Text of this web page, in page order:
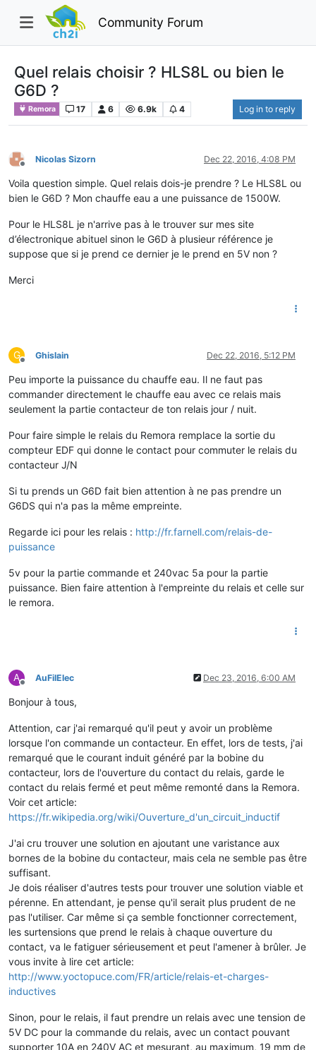
Community Forum
Quel relais choisir ? HLS8L ou bien le
G6D ?
Remora 17 6 6.9k 4 Log in to reply
Offline
Nicolas Sizorn Dec 22, 2016, 4:08 PM
Voila question simple. Quel relais dois-je prendre ? Le HLS8L ou
bien le G6D ? Mon chauffe eau a une puissance de 1500W.
Pour le HLS8L je n'arrive pas à le trouver sur mes site
d’électronique abituel sinon le G6D à plusieur référence je
suppose que si je prend ce dernier je le prend en 5V non ?
Merci
G
Offline
Ghislain Dec 22, 2016, 5:12 PM
Peu importe la puissance du chauffe eau. Il ne faut pas
commander directement le chauffe eau avec ce relais mais
seulement la partie contacteur de ton relais jour / nuit.
Pour faire simple le relais du Remora remplace la sortie du
compteur EDF qui donne le contact pour commuter le relais du
contacteur J/N
Si tu prends un G6D fait bien attention à ne pas prendre un
G6DS qui n'a pas la même empreinte.
Regarde ici pour les relais : http://fr.farnell.com/relais-de-
puissance
5v pour la partie commande et 240vac 5a pour la partie
puissance. Bien faire attention à l'empreinte du relais et celle sur
le remora.
A
Offline
AuFilElec Dec 23, 2016, 6:00 AM
Bonjour à tous,
Attention, car j'ai remarqué qu'il peut y avoir un problème
lorsque l'on commande un contacteur. En effet, lors de tests, j'ai
remarqué que le courant induit généré par la bobine du
contacteur, lors de l'ouverture du contact du relais, garde le
contact du relais fermé et peut même remonté dans la Remora.
Voir cet article:
https://fr.wikipedia.org/wiki/Ouverture_d'un_circuit_inductif
J'ai cru trouver une solution en ajoutant une varistance aux
bornes de la bobine du contacteur, mais cela ne semble pas être
suffisant.
Je dois réaliser d'autres tests pour trouver une solution viable et
pérenne. En attendant, je pense qu'il serait plus prudent de ne
pas l'utiliser. Car même si ça semble fonctionner correctement,
les surtensions que prend le relais à chaque ouverture du
contact, va le fatiguer sérieusement et peut l'amener à brûler. Je
vous invite à lire cet article:
http://www.yoctopuce.com/FR/article/relais-et-charges-
inductives
Sinon, pour le relais, il faut prendre un relais avec une tension de
5V DC pour la commande du relais, avec un contact pouvant
supporter 10A en 240V AC et mesurant, au maximum, 19 mm de